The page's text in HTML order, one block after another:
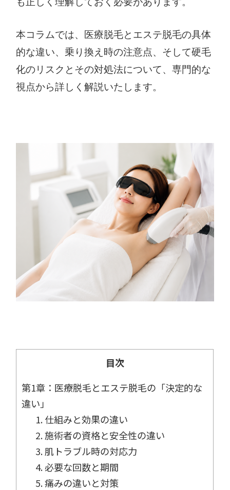
本コラムでは、医療脱毛とエステ脱毛の具体
的な違い、乗り換え時の注意点、そして硬毛
化のリスクとその対処法について、専門的な
視点から詳しく解説いたします。
目次
第1章：医療脱毛とエステ脱毛の「決定的な
違い」
1. 仕組みと効果の違い
2. 施術者の資格と安全性の違い
3. 肌トラブル時の対応力
4. 必要な回数と期間
5. 痛みの違いと対策